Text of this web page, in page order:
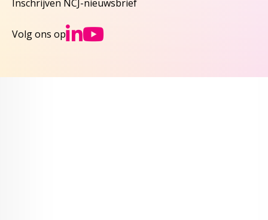
Inschrijven NCJ-nieuwsbrief
Volg ons op Ga naar NCJs